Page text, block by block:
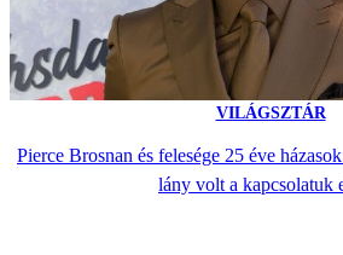
VILÁGSZTÁR
Pierce Brosnan és felesége 25 éve
lány volt a kapcsolatuk